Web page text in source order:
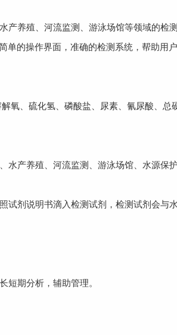
养殖、河流监测、游泳场馆等领域的检
单的操作界面，准确的检测系统，帮助用
、硫化氢、磷酸盐、尿素、氰尿酸、总
产养殖、河流监测、游泳场馆、水源保护
剂说明书滴入检测试剂，检测试剂会与
期分析，辅助管理。